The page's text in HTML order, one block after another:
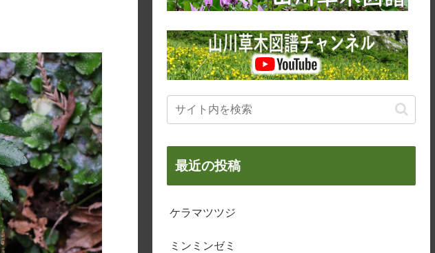
最近の投稿
ケラマツツジ
ミンミンゼミ